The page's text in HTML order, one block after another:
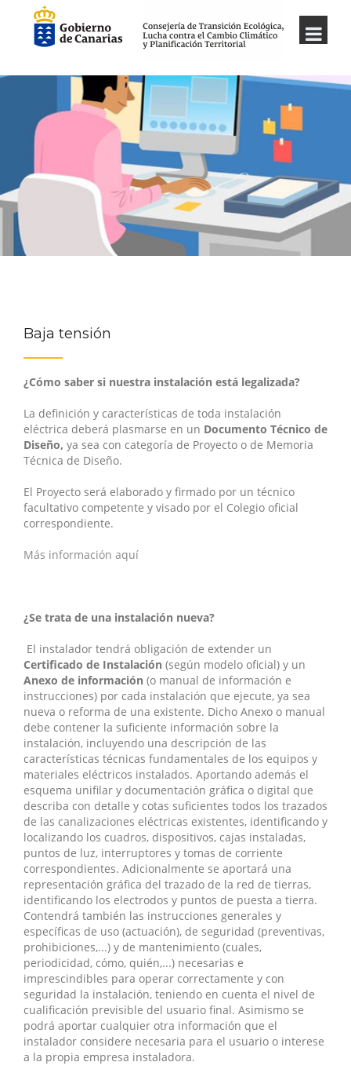
Baja tensión
¿Cómo saber si nuestra instalación está legalizada?
La definición y características de toda instalación
eléctrica deberá plasmarse en un Documento Técnico de
Diseño, ya sea con categoría de Proyecto o de Memoria
Técnica de Diseño.
El Proyecto será elaborado y firmado por un técnico
facultativo competente y visado por el Colegio oficial
correspondiente.
Más información aquí
¿Se trata de una instalación nueva?
El instalador tendrá obligación de extender un
Certificado de Instalación (según modelo oficial) y un
Anexo de información (o manual de información e
instrucciones) por cada instalación que ejecute, ya sea
nueva o reforma de una existente. Dicho Anexo o manual
debe contener la suficiente información sobre la
instalación, incluyendo una descripción de las
características técnicas fundamentales de los equipos y
materiales eléctricos instalados. Aportando además el
esquema unifilar y documentación gráfica o digital que
describa con detalle y cotas suficientes todos los trazados
de las canalizaciones eléctricas existentes, identificando y
localizando los cuadros, dispositivos, cajas instaladas,
puntos de luz, interruptores y tomas de corriente
correspondientes. Adicionalmente se aportará una
representación gráfica del trazado de la red de tierras,
identificando los electrodos y puntos de puesta a tierra.
Contendrá también las instrucciones generales y
específicas de uso (actuación), de seguridad (preventivas,
prohibiciones,...) y de mantenimiento (cuales,
periodicidad, cómo, quién,...) necesarias e
imprescindibles para operar correctamente y con
seguridad la instalación, teniendo en cuenta el nivel de
cualificación previsible del usuario final. Asimismo se
podrá aportar cualquier otra información que el
instalador considere necesaria para el usuario o interese
a la propia empresa instaladora.